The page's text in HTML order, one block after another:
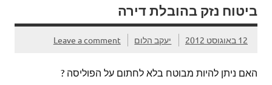
ביטוח נזק בהובלת דירה
12 באוגוסט 2012 יעקב הלום Leave a comment
האם ניתן להיות מבוטח בלא לחתום על הפוליסה ?